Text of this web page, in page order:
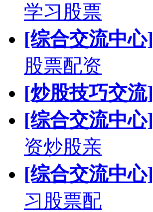
学习股票
[综合交流中心]
股票配资
[炒股技巧交流]
[综合交流中心]
资炒股亲
[综合交流中心]
习股票配